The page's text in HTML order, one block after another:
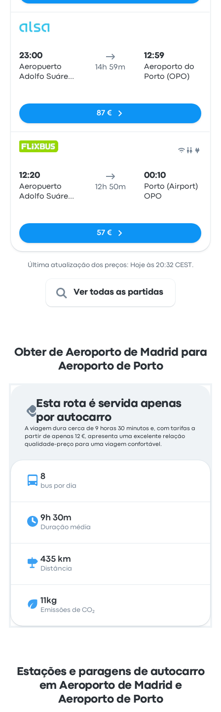
23:00
Aeropuerto
Adolfo Suárez
T4
14h 59m
12:59
Aeroporto do
Porto (OPO)
87 €
12:20
Aeropuerto
Adolfo Suárez
T4
12h 50m
00:10
Porto (Airport)
OPO
57 €
Última atualização dos preços: Hoje às 20:32 CEST.
Ver todas as partidas
Obter de Aeroporto de Madrid para
Aeroporto de Porto
Esta rota é servida apenas
por autocarro
A viagem dura cerca de 9 horas 30 minutos e, com tarifas a
partir de apenas 12 €, apresenta uma excelente relação
qualidade-preço para uma viagem confortável.
8
bus por dia
9h 30m
Duração média
435 km
Distância
11kg
Emissões de CO₂
Estações e paragens de autocarro
em Aeroporto de Madrid e
Aeroporto de Porto